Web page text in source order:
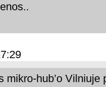
mikro-hub’o Vilniuje